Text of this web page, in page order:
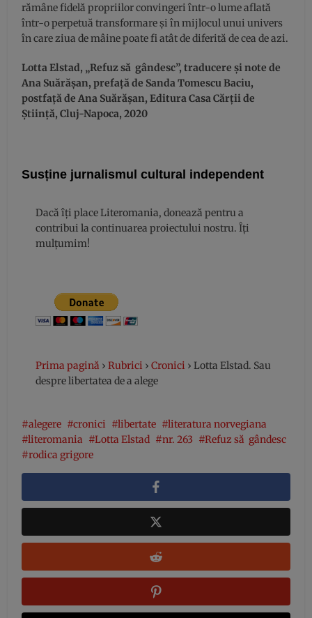
rămâne fidelă propriilor convingeri într-o lume aflată
într-o perpetuă transformare și în mijlocul unui univers
în care ziua de mâine poate fi atât de diferită de cea de azi.
Lotta Elstad, „Refuz să gândesc”, traducere și note de
Ana Suărășan, prefață de Sanda Tomescu Baciu,
postfață de Ana Suărășan, Editura Casa Cărții de
Știință, Cluj-Napoca, 2020
Susține jurnalismul cultural independent
Dacă îți place Literomania, donează pentru a
contribui la continuarea proiectului nostru. Îți
mulțumim!
Prima pagină › Rubrici › Cronici › Lotta Elstad. Sau
despre libertatea de a alege
alegere cronici libertate
literatura norvegiana
literomania
Lotta Elstad nr. 263
Refuz să gândesc
rodica grigore